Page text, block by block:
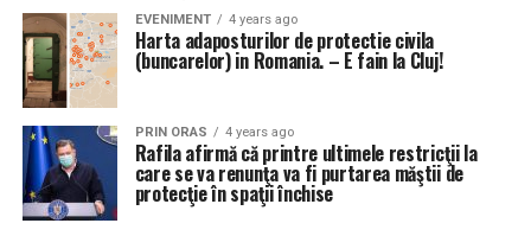
EVENIMENT 4 years ago
Harta adaposturilor de protectie civila
(buncarelor) in Romania. – E fain la Cluj!
PRIN ORAS 4 years ago
Rafila afirmă că printre ultimele restricţii la
care se va renunţa va fi purtarea măştii de
protecţie în spaţii închise